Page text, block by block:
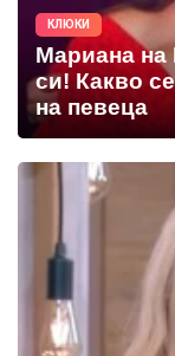
КЛЮКИ
Мариана на
си! Какво
на певеца